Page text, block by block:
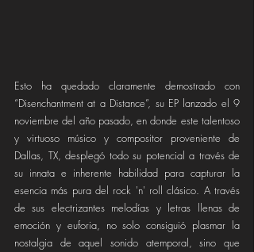
Esto ha quedado claramente demostrado con
“Disenchantment at a Distance”, su EP lanzado el 9
noviembre del año pasado, en donde este talentoso
y virtuoso músico y compositor proveniente de
Dallas, TX, desplegó todo su potencial a través de
su innata e inherente habilidad para capturar la
esencia más pura del rock 'n' roll clásico. A través
de sus electrizantes melodías y letras llenas de
emoción y euforia, no solo consiguió plasmar la
nostalgia de aquel sonido atemporal, sino que